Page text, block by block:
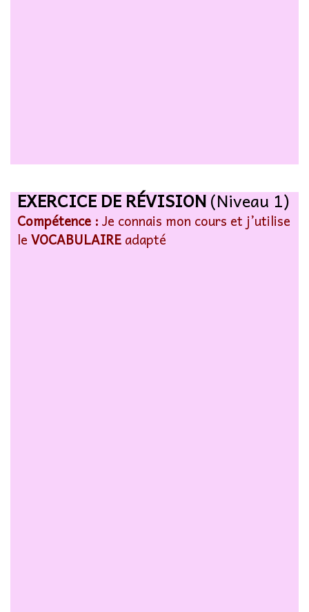
EXERCICE DE RÉVISION(Niveau 1)
Compétence : Je connais mon cours et j’utilise
le VOCABULAIRE adapté